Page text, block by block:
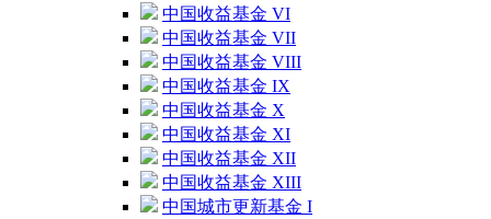
中国收益基金 VI
中国收益基金 VII
中国收益基金 VIII
中国收益基金 IX
中国收益基金 X
中国收益基金 XI
中国收益基金 XII
中国收益基金 XIII
中国城市更新基金 I